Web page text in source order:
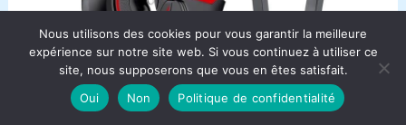
Test du vélo d’appartement Joroto JH30PRO :
Nous utilisons des cookies pour vous garantir la meilleure
expérience sur notre site web. Si vous continuez à utiliser ce
site, nous supposerons que vous en êtes satisfait.
Oui
Non Politique de confidentialité